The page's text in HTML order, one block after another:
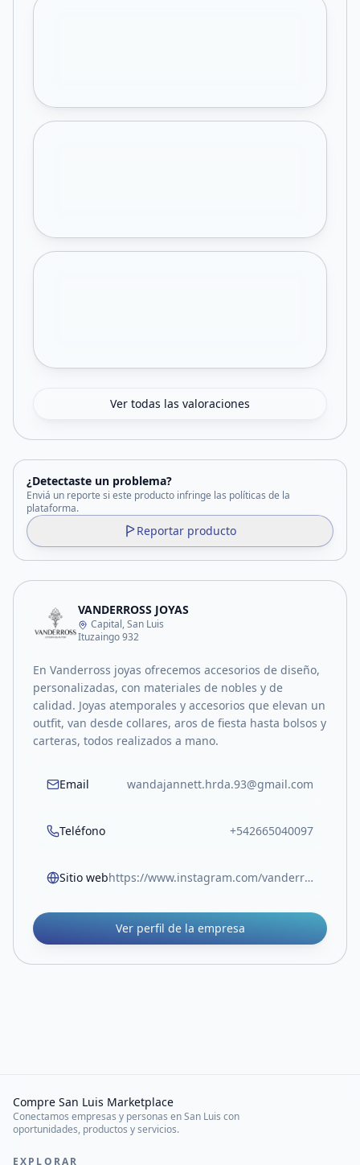
Ver todas las valoraciones
¿Detectaste un problema?
Enviá un reporte si este producto infringe las políticas de la
plataforma.
Reportar producto
VANDERROSS JOYAS
Capital, San Luis
Ituzaingo 932
En Vanderross joyas ofrecemos accesorios de diseño,
personalizadas, con materiales de nobles y de
calidad. Joyas atemporales y accesorios que elevan un
outfit, van desde collares, aros de fiesta hasta bolsos y
carteras, todos realizados a mano.
Email wandajannett.hrda.93@gmail.com
Teléfono +542665040097
Sitio web https://www.instagram.com/vanderrossjoyas/
Ver perfil de la empresa
Compre San Luis Marketplace
Conectamos empresas y personas en San Luis con
oportunidades, productos y servicios.
EXPLORAR